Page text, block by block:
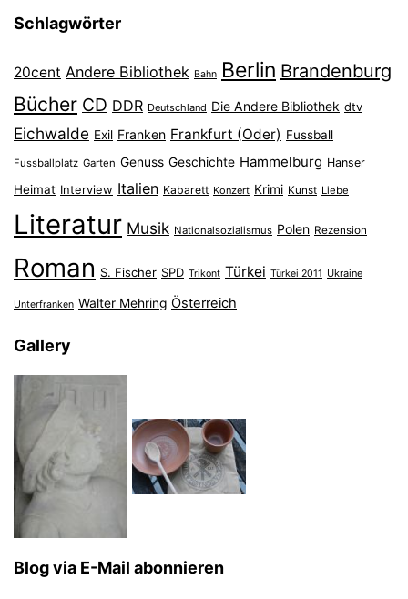
Schlagwörter
20cent Andere Bibliothek Bahn Berlin Brandenburg
Bücher CD DDR Deutschland Die Andere Bibliothek dtv
Eichwalde Exil Franken Frankfurt (Oder) Fussball
Fussballplatz Garten Genuss Geschichte Hammelburg Hanser
Heimat Interview Italien Kabarett Konzert Krimi Kunst Liebe
Literatur Musik Nationalsozialismus Polen Rezension
Roman S. Fischer SPD Trikont Türkei Türkei 2011 Ukraine
Unterfranken Walter Mehring Österreich
Gallery
Blog via E-Mail abonnieren